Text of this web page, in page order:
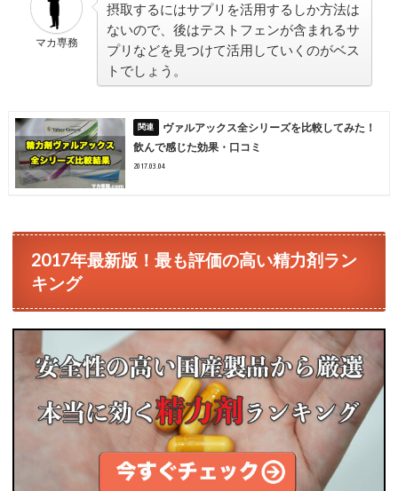
マカ専務
摂取するにはサプリを活用するしか方法は
ないので、後はテストフェンが含まれるサ
プリなどを見つけて活用していくのがベス
トでしょう。
ヴァルアックス全シリーズを比較してみた！
飲んで感じた効果・口コミ
2017.03.04
2017年最新版！最も評価の高い精力剤ラン
キング